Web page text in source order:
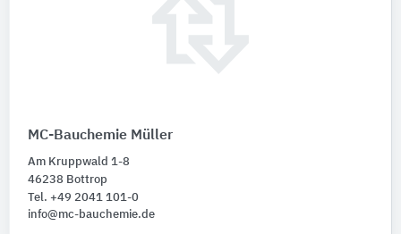
MC-Bauchemie Müller
Am Kruppwald 1-8
46238 Bottrop
Tel. +49 2041 101-0
info@mc-bauchemie.de